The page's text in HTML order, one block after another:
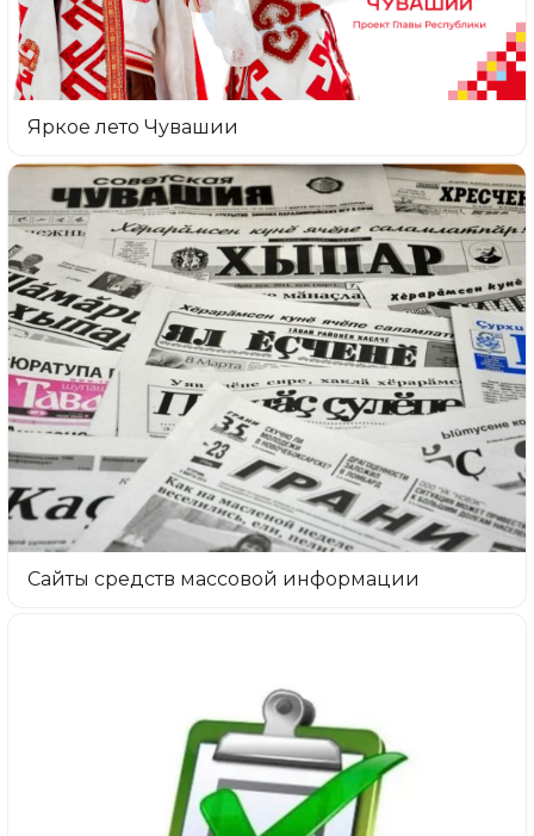
Яркое лето Чувашии
Сайты средств массовой информации